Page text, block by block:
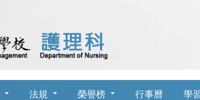
法規 榮譽榜 行事曆 學